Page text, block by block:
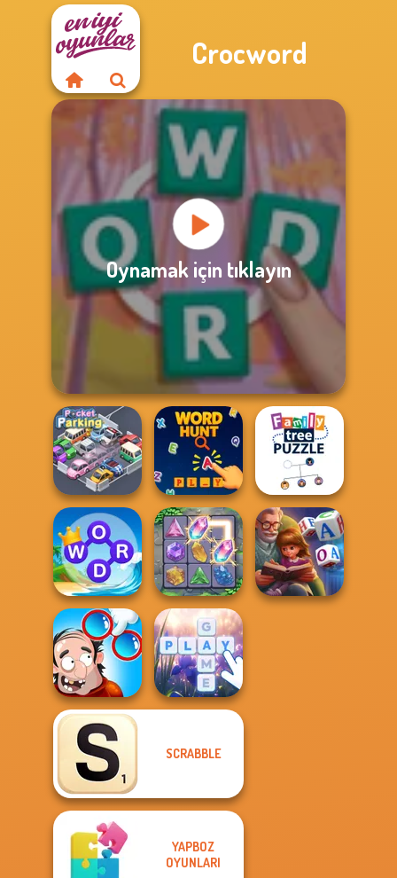
Crocword
Oynamak için tıklayın
Pocket Parking Word Hunt
Family Tree
Puzzle
Word Connect
Puzzle
Crystal Connect
DOP Puzzle:
Displace One Part
SCRABBLE
YAPBOZ
OYUNLARI